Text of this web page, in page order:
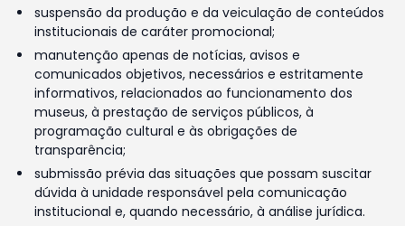
suspensão da produção e da veiculação de conteúdos
institucionais de caráter promocional;
manutenção apenas de notícias, avisos e
comunicados objetivos, necessários e estritamente
informativos, relacionados ao funcionamento dos
museus, à prestação de serviços públicos, à
programação cultural e às obrigações de
transparência;
submissão prévia das situações que possam suscitar
dúvida à unidade responsável pela comunicação
institucional e, quando necessário, à análise jurídica.